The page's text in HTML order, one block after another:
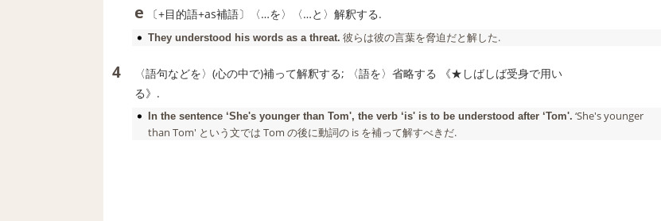
e 〔+目的語+as補語〕〈…を〉〈…と〉解釈する.
They understood his words as a threat. 彼らは彼の言葉を脅迫だと解した.
4
〈語句などを〉(心の中で)補って解釈する; 〈語を〉省略する 《★しばしば受身で用い
る》.
In the sentence ‘She's younger than Tom', the verb ‘is' is to be understood after ‘Tom'. ‘She's younger
than Tom' という文では Tom の後に動詞の is を補って解すべきだ.